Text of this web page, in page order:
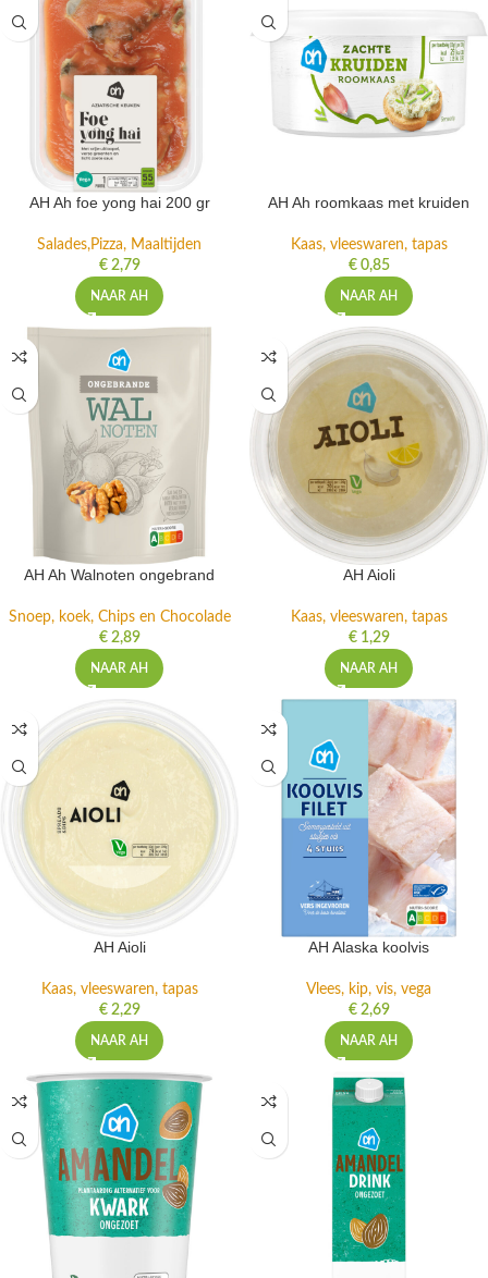
AH Ah foe yong hai 200 gr
Salades,Pizza, Maaltijden
€2,79
NAAR AH
AH Ah roomkaas met kruiden
Kaas, vleeswaren, tapas
€0,85
NAAR AH
AH Ah Walnoten ongebrand
Snoep, koek, Chips en Chocolade
€2,89
NAAR AH
AH Aioli
Kaas, vleeswaren, tapas
€1,29
NAAR AH
AH Aioli
Kaas, vleeswaren, tapas
€2,29
NAAR AH
AH Alaska koolvis
Vlees, kip, vis, vega
€2,69
NAAR AH